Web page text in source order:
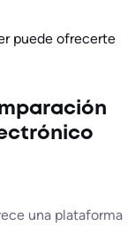
puede ofrecerte
una plataforma